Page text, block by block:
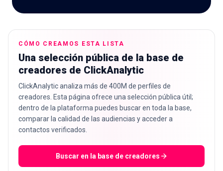
🇪🇸ES
CÓMO CREAMOS ESTA LISTA
Una selección pública de la base de
creadores de ClickAnalytic
ClickAnalytic analiza más de 400M de perfiles de
creadores. Esta página ofrece una selección pública útil;
dentro de la plataforma puedes buscar en toda la base,
comparar la calidad de las audiencias y acceder a
contactos verificados.
Buscar en la base de creadores